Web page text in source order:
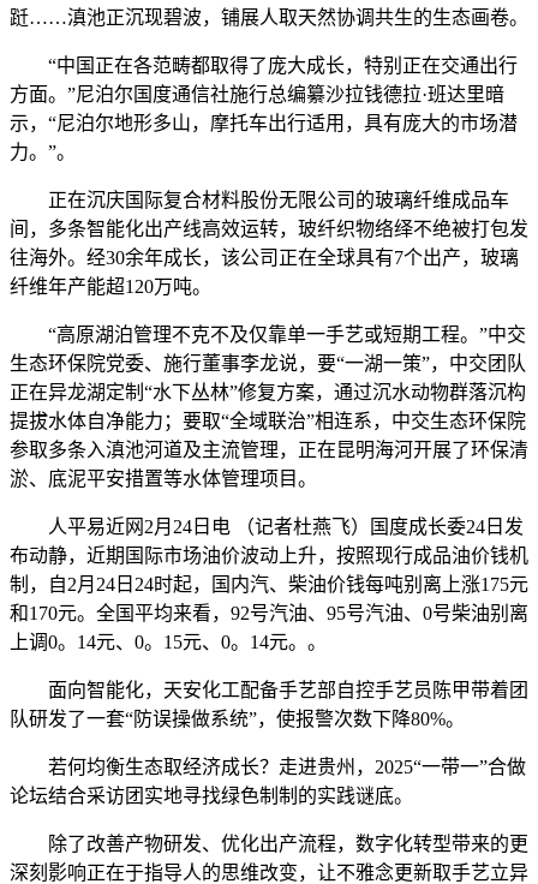
跹……滇池正沉现碧波，铺展人取天然协调共生的生态画卷。
“中国正在各范畴都取得了庞大成长，特别正在交通出行
方面。”尼泊尔国度通信社施行总编纂沙拉钱德拉·班达里暗
示，“尼泊尔地形多山，摩托车出行适用，具有庞大的市场潜
力。”。
正在沉庆国际复合材料股份无限公司的玻璃纤维成品车
间，多条智能化出产线高效运转，玻纤织物络绎不绝被打包发
往海外。经30余年成长，该公司正在全球具有7个出产，玻璃
纤维年产能超120万吨。
“高原湖泊管理不克不及仅靠单一手艺或短期工程。”中交
生态环保院党委、施行董事李龙说，要“一湖一策”，中交团队
正在异龙湖定制“水下丛林”修复方案，通过沉水动物群落沉构
提拔水体自净能力；要取“全域联治”相连系，中交生态环保院
参取多条入滇池河道及主流管理，正在昆明海河开展了环保清
淤、底泥平安措置等水体管理项目。
人平易近网2月24日电 （记者杜燕飞）国度成长委24日发
布动静，近期国际市场油价波动上升，按照现行成品油价钱机
制，自2月24日24时起，国内汽、柴油价钱每吨别离上涨175元
和170元。全国平均来看，92号汽油、95号汽油、0号柴油别离
上调0。14元、0。15元、0。14元。。
面向智能化，天安化工配备手艺部自控手艺员陈甲带着团
队研发了一套“防误操做系统”，使报警次数下降80%。
若何均衡生态取经济成长？走进贵州，2025“一带一”合做
论坛结合采访团实地寻找绿色制制的实践谜底。
除了改善产物研发、优化出产流程，数字化转型带来的更
深刻影响正在于指导人的思维改变，让不雅念更新取手艺立异